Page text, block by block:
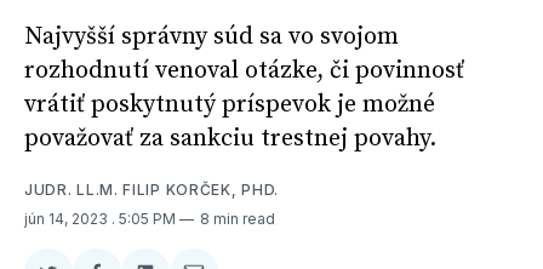
Najvyšší správny súd sa vo svojom
rozhodnutí venoval otázke, či povinnosť
vrátiť poskytnutý príspevok je možné
považovať za sankciu trestnej povahy.
JUDR. LL.M. FILIP KORČEK, PHD.
jún 14, 2023 . 5:05 PM 8 min read